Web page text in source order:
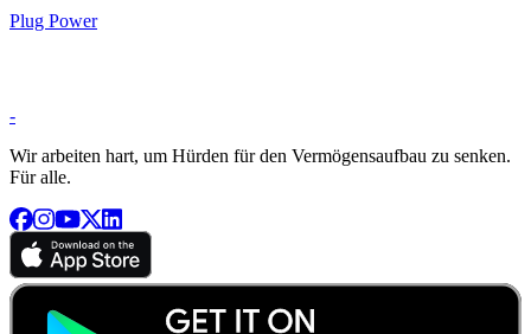
Plug Power
-
Wir arbeiten hart, um Hürden für den Vermögensaufbau zu senken.
Für alle.